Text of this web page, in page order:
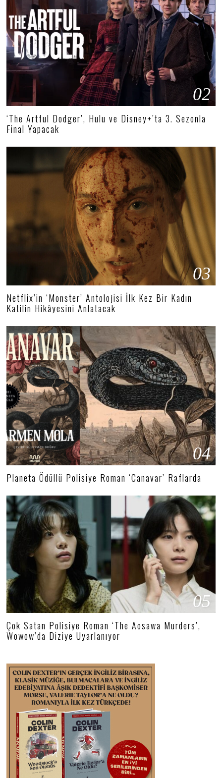
02
‘The Artful Dodger’, Hulu ve Disney+’ta 3. Sezonla
Final Yapacak
03
Netflix’in ‘Monster’ Antolojisi İlk Kez Bir Kadın
Katilin Hikâyesini Anlatacak
04
Planeta Ödüllü Polisiye Roman ‘Canavar’ Raflarda
05
Çok Satan Polisiye Roman ‘The Aosawa Murders’,
Wowow’da Diziye Uyarlanıyor